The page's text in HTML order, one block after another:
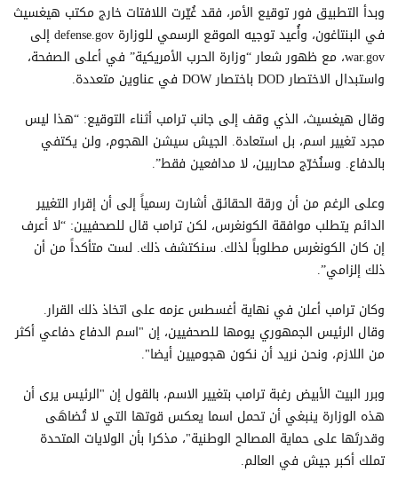
وبدأ التطبيق فور توقيع الأمر، فقد غُيّرت اللافتات خارج مكتب هيغسيث
في البنتاغون، وأُعيد توجيه الموقع الرسمي للوزارة defense.gov إلى
war.gov، مع ظهور شعار “وزارة الحرب الأمريكية” في أعلى الصفحة،
واستبدال الاختصار DOD باختصار DOW في عناوين متعددة.
وقال هيغسيث، الذي وقف إلى جانب ترامب أثناء التوقيع: “هذا ليس
مجرد تغيير اسم، بل استعادة. الجيش سيشن الهجوم، ولن يكتفي
بالدفاع. وسنُخرّج محاربين، لا مدافعين فقط”.
وعلى الرغم من أن ورقة الحقائق أشارت رسمياً إلى أن إقرار التغيير
الدائم يتطلب موافقة الكونغرس، لكن ترامب قال للصحفيين: “لا أعرف
إن كان الكونغرس مطلوباً لذلك. سنكتشف ذلك. لست متأكداً من أن
ذلك إلزامي”.
وكان ترامب أعلن في نهاية أغسطس عزمه على اتخاذ ذلك القرار.
وقال الرئيس الجمهوري يومها للصحفيين، إن "اسم الدفاع دفاعي أكثر
من اللازم، ونحن نريد أن نكون هجوميين أيضا".
وبرر البيت الأبيض رغبة ترامب بتغيير الاسم، بالقول إن "الرئيس يرى أن
هذه الوزارة ينبغي أن تحمل اسما يعكس قوتها التي لا تُضاهَى
وقدرتَها على حماية المصالح الوطنية"، مذكرا بأن الولايات المتحدة
تملك أكبر جيش في العالم.